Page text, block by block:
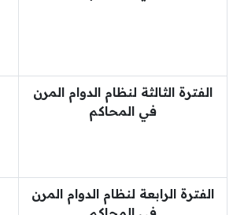
الفترة الثالثة لنظام الدوام المرن
في المحاكم
الفترة الرابعة لنظام الدوام المرن